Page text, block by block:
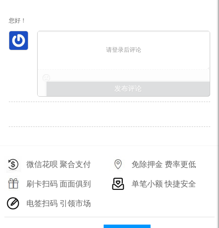
您好！
请登录后评论
微信花呗 聚合支付 免除押金 费率更低
刷卡扫码 面面俱到 单笔小额 快捷安全
电签扫码 引领市场